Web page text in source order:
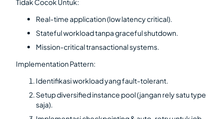
Tidak Cocok Untuk:
Real-time application (low latency critical).
Stateful workload tanpa graceful shutdown.
Mission-critical transactional systems.
Implementation Pattern:
Identifikasi workload yang fault-tolerant.
Setup diversified instance pool (jangan rely satu type
saja).